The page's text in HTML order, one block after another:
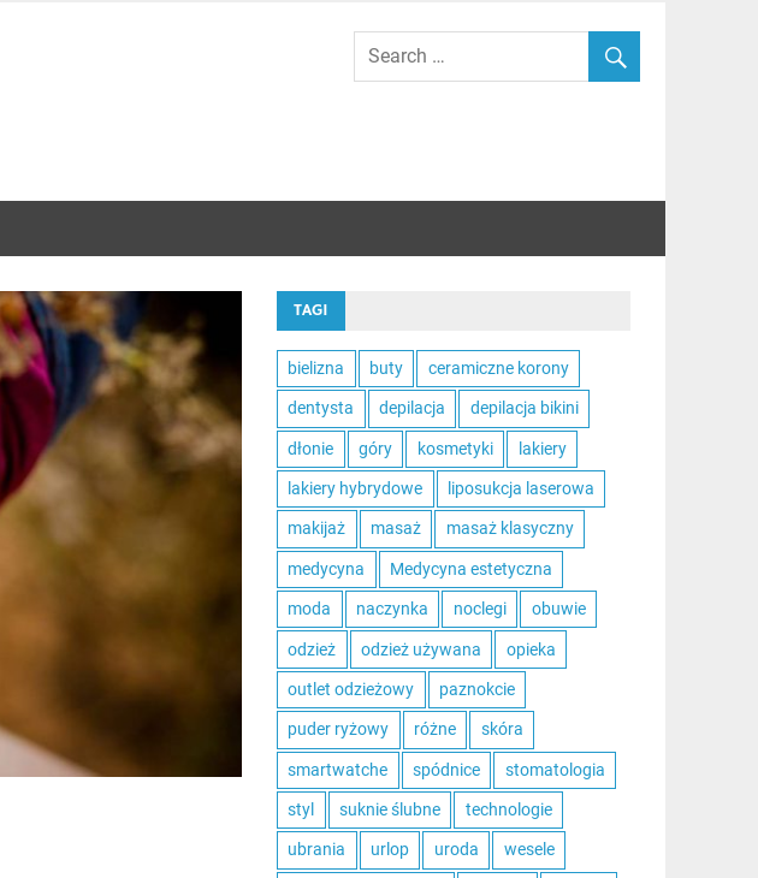
TAGI
bielizna buty ceramiczne korony
dentysta depilacja depilacja bikini
dłonie góry kosmetyki lakiery
lakiery hybrydowe liposukcja laserowa
makijaż masaż masaż klasyczny
medycyna Medycyna estetyczna
moda naczynka noclegi obuwie
odzież odzież używana opieka
outlet odzieżowy paznokcie
puder ryżowy różne skóra
smartwatche spódnice stomatologia
styl suknie ślubne technologie
ubrania urlop uroda wesele